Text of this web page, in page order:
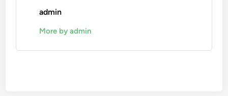
admin
More by admin